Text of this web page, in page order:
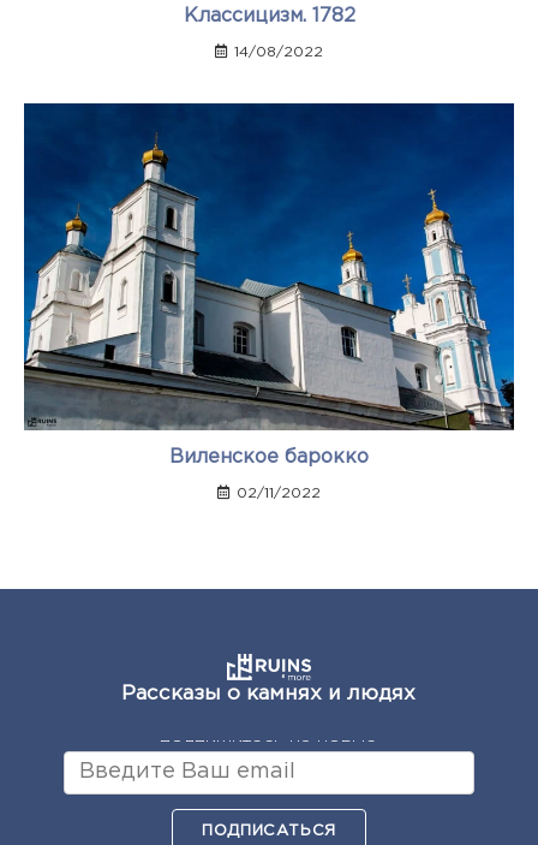
Классицизм. 1782
14/08/2022
Виленское барокко
02/11/2022
Рассказы о камнях и людях
подпишитесь на новые
ПОДПИСАТЬСЯ